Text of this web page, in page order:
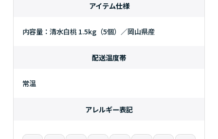
アイテム仕様
内容量：清水白桃 1.5kg（5個）／岡山県産
配送温度帯
常温
アレルギー表記